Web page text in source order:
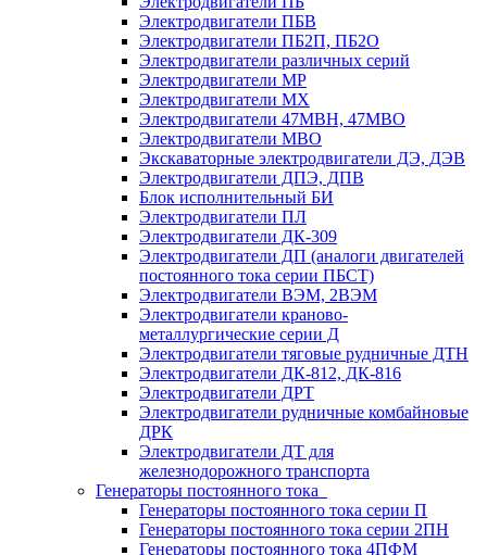
Электродвигатели ПБВ
Электродвигатели ПБ2П, ПБ2О
Электродвигатели различных серий
Электродвигатели МР
Электродвигатели MX
Электродвигатели 47MBH, 47МВО
Электродвигатели MBO
Экскаваторные электродвигатели ДЭ, ДЭВ
Электродвигатели ДПЭ, ДПВ
Блок исполнительный БИ
Электродвигатели ПЛ
Электродвигатели ДК-309
Электродвигатели ДП (аналоги двигателей
постоянного тока серии ПБСТ)
Электродвигатели ВЭМ, 2ВЭМ
Электродвигатели краново-
металлургические серии Д
Электродвигатели тяговые рудничные ДТН
Электродвигатели ДК-812, ДК-816
Электродвигатели ДРТ
Электродвигатели рудничные комбайновые
ДРК
Электродвигатели ДТ для
железнодорожного транспорта
Генераторы постоянного тока
Генераторы постоянного тока серии П
Генераторы постоянного тока серии 2ПН
Генераторы постоянного тока 4ПФМ